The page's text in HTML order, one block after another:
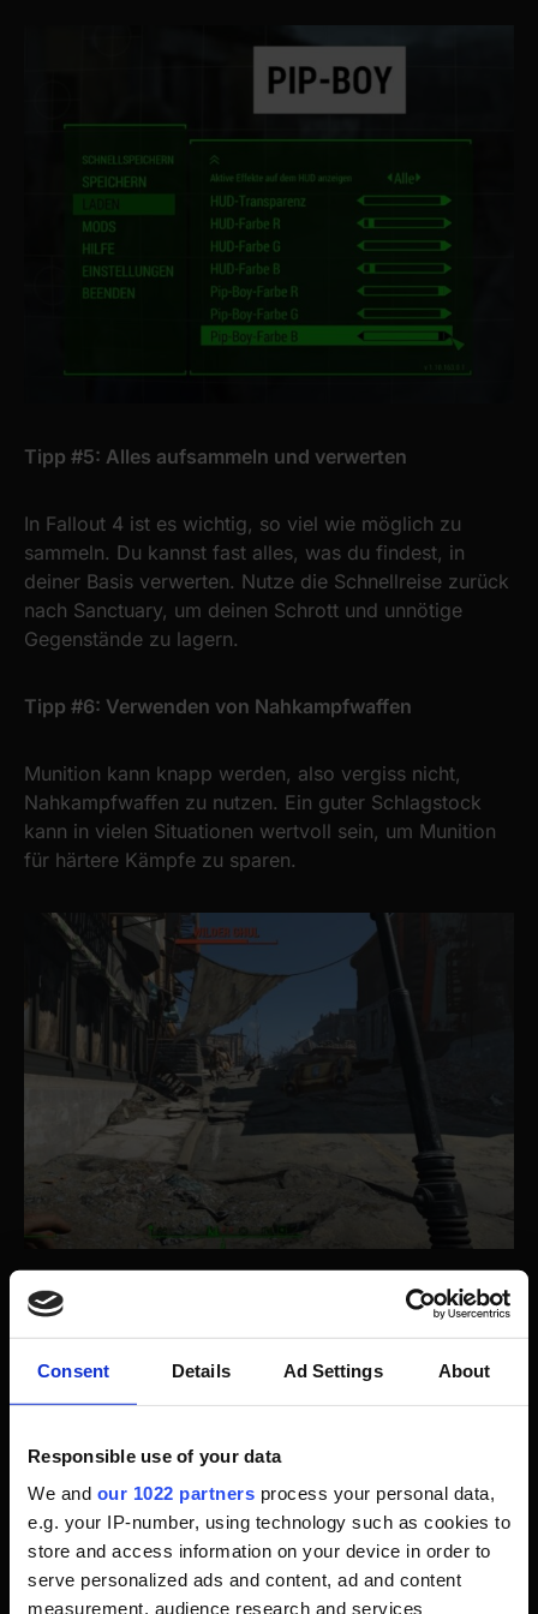
Consent Details Ad Settings About
Responsible use of your data
We and our 1022 partners process your personal data,
e.g. your IP-number, using technology such as cookies to
store and access information on your device in order to
serve personalized ads and content, ad and content
measurement, audience research and services
Tipp #5: Alles aufsammeln und verwerten
In Fallout 4 ist es wichtig, so viel wie möglich zu
sammeln. Du kannst fast alles, was du findest, in
deiner Basis verwerten. Nutze die Schnellreise zurück
nach Sanctuary, um deinen Schrott und unnötige
Gegenstände zu lagern.
Tipp #6: Verwenden von Nahkampfwaffen
Munition kann knapp werden, also vergiss nicht,
Nahkampfwaffen zu nutzen. Ein guter Schlagstock
kann in vielen Situationen wertvoll sein, um Munition
für härtere Kämpfe zu sparen.
Tipp #7: Waffen und Munition aufheben
Selbst wenn du eine Waffe nicht benötigst, hebe sie
kurz auf, um die darin befindliche Munition zu
lassen.
Tipp #8: Level-Ups und Skills gezielt wählen
Als Einsteiger kann die Skill-Tabelle in Fallout 4